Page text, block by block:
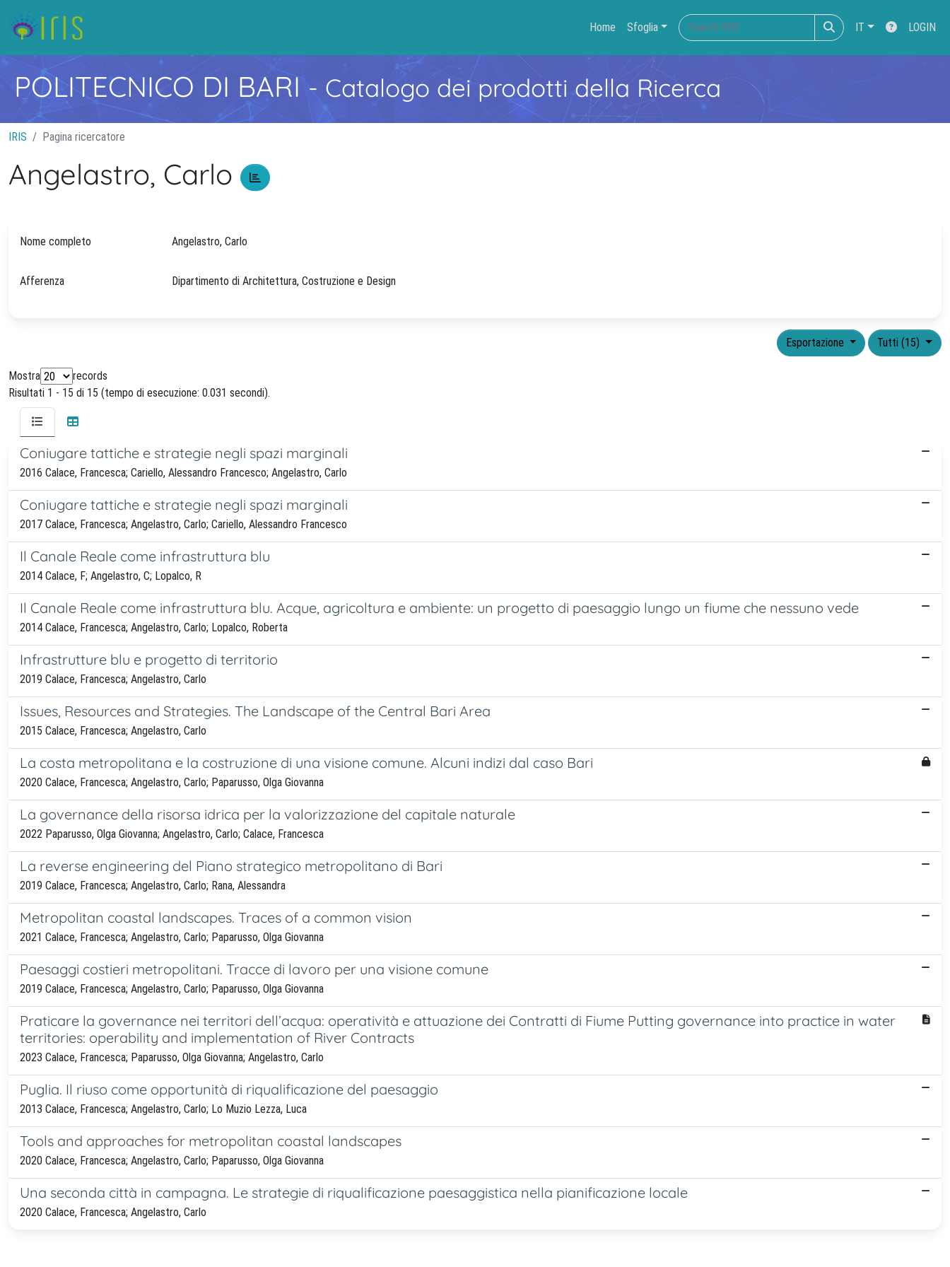
Home Sfoglia IT LOGIN
POLITECNICO DI BARI- Catalogo dei prodotti della Ricerca
IRIS Pagina ricercatore
Angelastro, Carlo
Nome completo Angelastro, Carlo
Afferenza Dipartimento di Architettura, Costruzione e Design
Tutti (15)
Esportazione
Mostra
records
Risultati 1 - 15 di 15 (tempo di esecuzione: 0.031 secondi).
Coniugare tattiche e strategie negli spazi marginali
2016 Calace, Francesca; Cariello, Alessandro Francesco; Angelastro, Carlo
Coniugare tattiche e strategie negli spazi marginali
2017 Calace, Francesca; Angelastro, Carlo; Cariello, Alessandro Francesco
Il Canale Reale come infrastruttura blu
2014 Calace, F; Angelastro, C; Lopalco, R
Il Canale Reale come infrastruttura blu. Acque, agricoltura e ambiente: un progetto di paesaggio lungo un fiume che nessuno vede
2014 Calace, Francesca; Angelastro, Carlo; Lopalco, Roberta
Infrastrutture blu e progetto di territorio
2019 Calace, Francesca; Angelastro, Carlo
Issues, Resources and Strategies. The Landscape of the Central Bari Area
2015 Calace, Francesca; Angelastro, Carlo
La costa metropolitana e la costruzione di una visione comune. Alcuni indizi dal caso Bari
2020 Calace, Francesca; Angelastro, Carlo; Paparusso, Olga Giovanna
La governance della risorsa idrica per la valorizzazione del capitale naturale
2022 Paparusso, Olga Giovanna; Angelastro, Carlo; Calace, Francesca
La reverse engineering del Piano strategico metropolitano di Bari
2019 Calace, Francesca; Angelastro, Carlo; Rana, Alessandra
Metropolitan coastal landscapes. Traces of a common vision
2021 Calace, Francesca; Angelastro, Carlo; Paparusso, Olga Giovanna
Paesaggi costieri metropolitani. Tracce di lavoro per una visione comune
2019 Calace, Francesca; Angelastro, Carlo; Paparusso, Olga Giovanna
Praticare la governance nei territori dell’acqua: operatività e attuazione dei Contratti di Fiume Putting governance into practice in water
territories: operability and implementation of River Contracts
2023 Calace, Francesca; Paparusso, Olga Giovanna; Angelastro, Carlo
Puglia. Il riuso come opportunità di riqualificazione del paesaggio
2013 Calace, Francesca; Angelastro, Carlo; Lo Muzio Lezza, Luca
Tools and approaches for metropolitan coastal landscapes
2020 Calace, Francesca; Angelastro, Carlo; Paparusso, Olga Giovanna
Una seconda città in campagna. Le strategie di riqualificazione paesaggistica nella pianificazione locale
2020 Calace, Francesca; Angelastro, Carlo